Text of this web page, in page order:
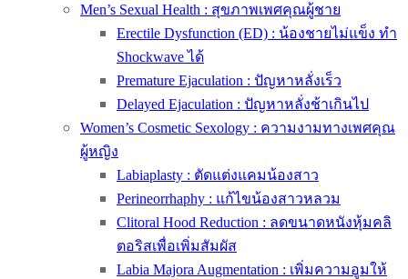
Men’s Sexual Health : สุขภาพเพศคุณผู้ชาย
Erectile Dysfunction (ED) : น้องชายไม่แข็ง ทำ
Shockwave ได้
Premature Ejaculation : ปัญหาหลั่งเร็ว
Delayed Ejaculation : ปัญหาหลั่งช้าเกินไป
Women’s Cosmetic Sexology : ความงามทางเพศคุณ
ผู้หญิง
Labiaplasty : ตัดแต่งแคมน้องสาว
Perineorrhaphy : แก้ไขน้องสาวหลวม
Clitoral Hood Reduction : ลดขนาดหนังหุ้มคลิ
ตอริสเพื่อเพิ่มสัมผัส
Labia Majora Augmentation : เพิ่มความอูมให้